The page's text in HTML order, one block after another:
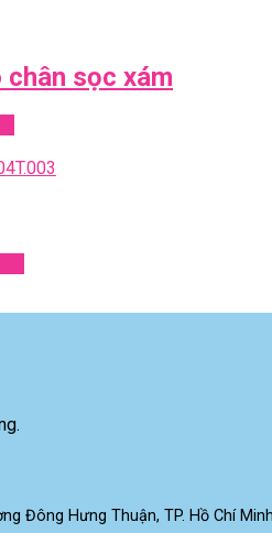
chân sọc xám
Đông Hưng Thuận, TP. Hồ Chí